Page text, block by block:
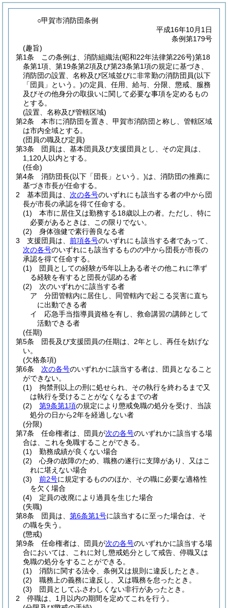
○甲賀市消防団条例
平成16年10月1日
条例第179号
(趣旨)
第1条
この条例は、消防組織法(昭和22年法律第226号)第18
条第1項、第19条第2項及び第23条第1項の規定に基づき、
消防団の設置、名称及び区域並びに非常勤の消防団員(以下
「団員」という。)の定員、任用、給与、分限、懲戒、服務
及びその他身分の取扱いに関して必要な事項を定めるもの
とする。
(設置、名称及び管轄区域)
第2条
本市に消防団を置き、甲賀市消防団と称し、管轄区域
は市内全域とする。
(団員の職及び定員)
第3条
団員は、基本団員及び支援団員とし、その定員は、
1,120人以内とする。
(任命)
第4条
消防団長(以下「団長」という。)は、消防団の推薦に
基づき市長が任命する。
2
基本団員は、 次の各号のいずれにも該当する者の中から団
長が市長の承認を得て任命する。
(1)
本市に居住又は勤務する18歳以上の者。 ただし、特に
必要があるときは、この限りでない。
(2)
身体強健で素行善良なる者
3
支援団員は、 前項各号のいずれにも該当する者であって、
次の各号のいずれにも該当するものの中から団長が市長の
承認を得て任命する。
(1)
団員としての経験が5年以上ある者その他これに準ず
る経験を有すると団長が認める者
(2)
次のいずれかに該当する者
ア
分団管轄内に居住し、同管轄内で起こる災害に直ち
に出動できる者
イ
応急手当指導員資格を有し、救命講習の講師として
活動できる者
(任期)
第5条
団長及び支援団員の任期は、2年とし、再任を妨げな
い。
(欠格条項)
第6条
次の各号のいずれかに該当する者は、団員となること
ができない。
(1)
拘禁刑以上の刑に処せられ、その執行を終わるまで又
は執行を受けることがなくなるまでの者
(2)
第9条第1項の規定により懲戒免職の処分を受け、当該
処分の日から2年を経過しない者
(分限)
第7条
任命権者は、団員が次の各号のいずれかに該当する場
合は、これを免職することができる。
(1)
勤務成績が良くない場合
(2)
心身の故障のため、職務の遂行に支障があり、又はこ
れに堪えない場合
(3)
前2号に規定するもののほか、その職に必要な適格性
を欠く場合
(4)
定員の改廃により過員を生じた場合
(失職)
第8条
団員は、 第6条第1号に該当するに至った場合は、そ
の職を失う。
(懲戒)
第9条
任命権者は、団員が次の各号のいずれかに該当する場
合においては、これに対し懲戒処分として戒告、停職又は
免職の処分をすることができる。
(1)
消防に関する法令、条例又は規則に違反したとき。
(2)
職務上の義務に違反し、又は職務を怠ったとき。
(3)
団員としてふさわしくない非行があったとき。
2
停職は、1月以内の期間を定めてこれを行う。